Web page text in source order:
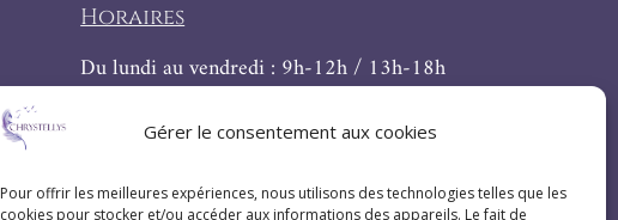
Gérer le consentement aux cookies
Pour offrir les meilleures expériences, nous utilisons des technologies telles que les
cookies pour stocker et/ou accéder aux informations des appareils. Le fait de
Horaires
Du lundi au vendredi : 9h-12h / 13h-18h
Le samedi : 9h-12h